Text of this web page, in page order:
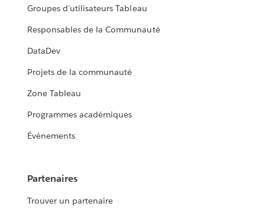
Groupes d'utilisateurs Tableau
Responsables de la Communauté
DataDev
Projets de la communauté
Zone Tableau
Programmes académiques
Événements
Partenaires
Trouver un partenaire